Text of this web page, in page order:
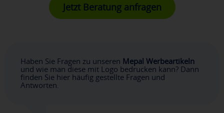
Jetzt Beratung anfragen
Haben Sie Fragen zu unseren Mepal Werbeartikeln
und wie man diese mit Logo bedrucken kann? Dann
finden Sie hier häufig gestellte Fragen und
Antworten.